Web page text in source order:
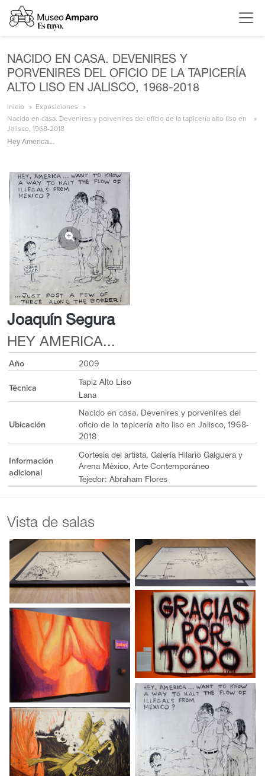
NACIDO EN CASA. DEVENIRES Y
PORVENIRES DEL OFICIO DE LA TAPICERÍA
ALTO LISO EN JALISCO, 1968-2018
Inicio
Exposiciones
Nacido en casa. Devenires y porvenires del oficio de la tapicería alto liso en
Jalisco, 1968-2018
Hey America...
Joaquín Segura
HEY AMERICA...
Año 2009
Técnica
Tapiz Alto Liso
Lana
Ubicación
Nacido en casa. Devenires y porvenires del
oficio de la tapicería alto liso en Jalisco, 1968-
2018
Información
adicional
Cortesía del artista, Galería Hilario Galguera y
Arena México, Arte Contemporáneo
Tejedor: Abraham Flores
Vista de salas